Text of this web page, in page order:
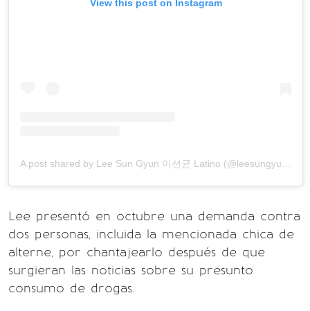
View this post on Instagram
A post shared by Lee Sun Gyun 이선균 Latino (@leesungyunlatino)
Lee presentó en octubre una demanda contra
dos personas, incluida la mencionada chica de
alterne, por chantajearlo después de que
surgieran las noticias sobre su presunto
consumo de drogas.